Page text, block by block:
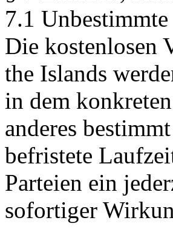
7.1
Die kostenlosen
the Islands
in dem
anderes
befristete
Parteien ein
sofortiger